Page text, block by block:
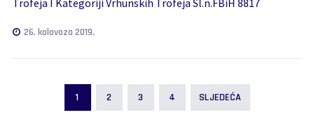
Trofeja I Kategoriji Vrhunskih Trofeja Sl.n.FBiH 8817
26. kolovoza 2019.
1 2 3 4 SLJEDEĆA